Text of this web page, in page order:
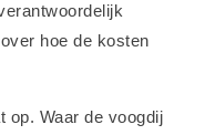
hoe de kosten
op. Waar de voogdij